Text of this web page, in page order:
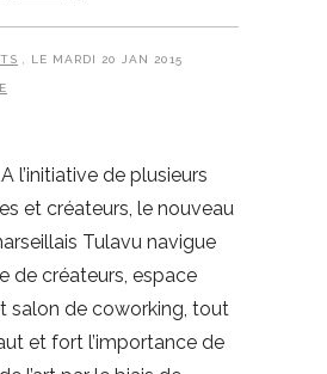
, LE MARDI 20 JAN 2015
l’initiative de plusieurs
et créateurs, le nouveau
Tulavu navigue
de créateurs, espace
salon de coworking, tout
et fort l’importance de